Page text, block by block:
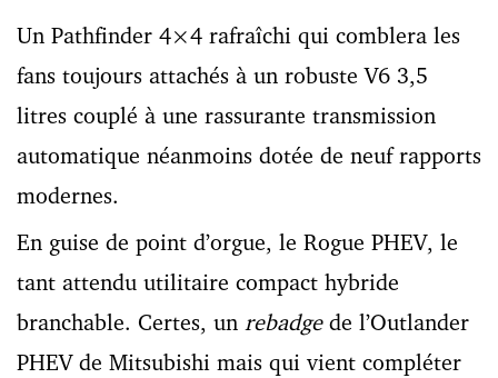
Un Pathfinder 4×4 rafraîchi qui comblera les
fans toujours attachés à un robuste V6 3,5
litres couplé à une rassurante transmission
automatique néanmoins dotée de neuf rapports
modernes.
En guise de point d’orgue, le Rogue PHEV, le
tant attendu utilitaire compact hybride
branchable. Certes, un rebadgede l’Outlander
PHEV de Mitsubishi mais qui vient compléter